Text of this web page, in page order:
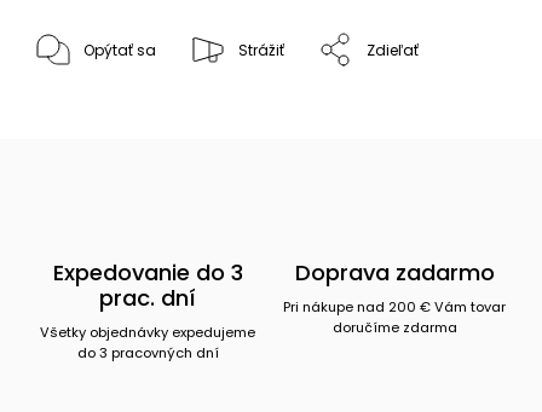
Opýtať sa Strážiť Zdieľať
Expedovanie do 3
prac. dní
Všetky objednávky expedujeme
do 3 pracovných dní
Doprava zadarmo
Pri nákupe nad 200 € Vám tovar
doručíme zdarma